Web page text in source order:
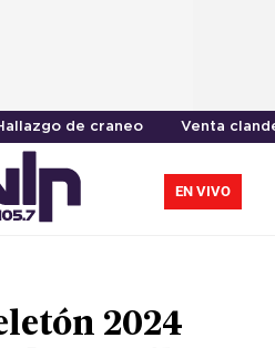
de craneo Venta
EN VIVO
2024